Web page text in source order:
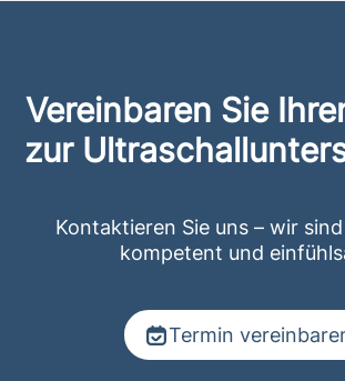
Vereinbaren Sie
zur
Kontaktieren Sie uns – wir
kompetent und
Termin